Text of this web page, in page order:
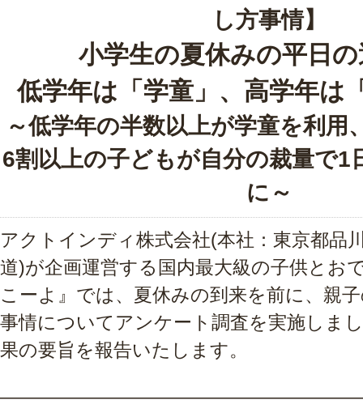
し方事情】
小学生の夏休みの平日
低学年は「学童」、高学年は
～低学年の半数以上が学童を利用
6割以上の子どもが自分の裁量で1
に～
アクトインディ株式会社(本社：東京都品
道)が企画運営する国内最大級の子供とお
こーよ』では、夏休みの到来を前に、親
事情についてアンケート調査を実施しま
果の要旨を報告いたします。